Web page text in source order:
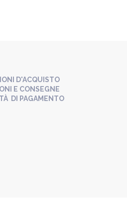
D'ACQUISTO
E CONSEGNE
DI PAGAMENTO